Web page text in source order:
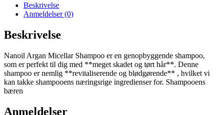
Beskrivelse
Anmeldelser (0)
Beskrivelse
Nanoil Argan Micellar Shampoo er en genopbyggende shampoo,
som er perfekt til dig med **meget skadet og tørt hår**. Denne
shampoo er nemlig **revitaliserende og blødgørende** , hvilket vi
kan takke shampooens næringsrige ingredienser for. Shampooens
bæren
Anmeldelser